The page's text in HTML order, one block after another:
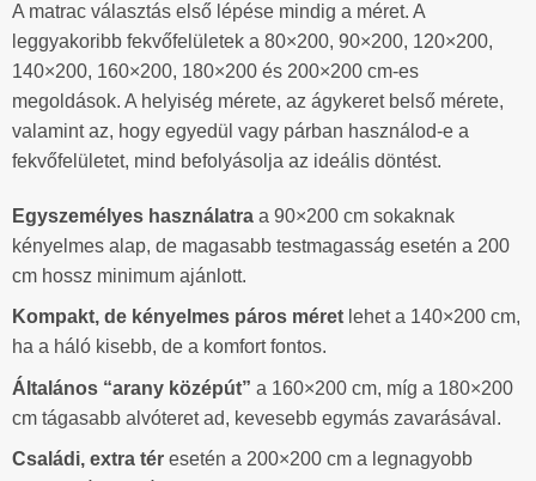
A matrac választás első lépése mindig a méret. A
leggyakoribb fekvőfelületek a 80×200, 90×200, 120×200,
140×200, 160×200, 180×200 és 200×200 cm-es
megoldások. A helyiség mérete, az ágykeret belső mérete,
valamint az, hogy egyedül vagy párban használod-e a
fekvőfelületet, mind befolyásolja az ideális döntést.
Egyszemélyes használatra a 90×200 cm sokaknak
kényelmes alap, de magasabb testmagasság esetén a 200
cm hossz minimum ajánlott.
Kompakt, de kényelmes páros méret lehet a 140×200 cm,
ha a háló kisebb, de a komfort fontos.
Általános “arany középút” a 160×200 cm, míg a 180×200
cm tágasabb alvóteret ad, kevesebb egymás zavarásával.
Családi, extra tér esetén a 200×200 cm a legnagyobb